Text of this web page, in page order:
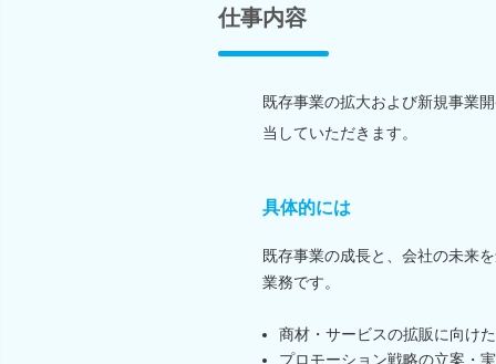
仕事内容
既存事業の拡大および新規事業
当していただきます。
具体的には
既存事業の成長と、会社の未来
業務です。
商材・サービスの拡販に向け
プロモーション戦略の立案・